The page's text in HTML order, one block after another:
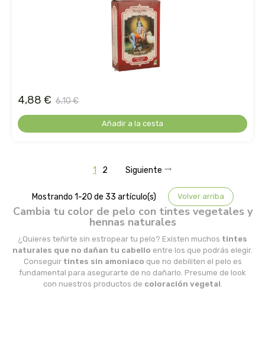
Cambia tu color de pelo con tintes vegetales y
hennas naturales
¿Quieres teñirte sin estropear tu pelo? Existen muchos tintes
naturales que no dañan tu cabello entre los que podrás elegir.
Conseguir tintes sin amoniaco que no debiliten el pelo es
fundamental para asegurarte de no dañarlo. Presume de look
con nuestros productos de coloración vegetal.
4,88 € 6,10 €
Añadir a la cesta
1 2 Siguiente
Mostrando 1-20 de 33 artículo(s) Volver arriba
marnys
mon
monki
msr laboratorios